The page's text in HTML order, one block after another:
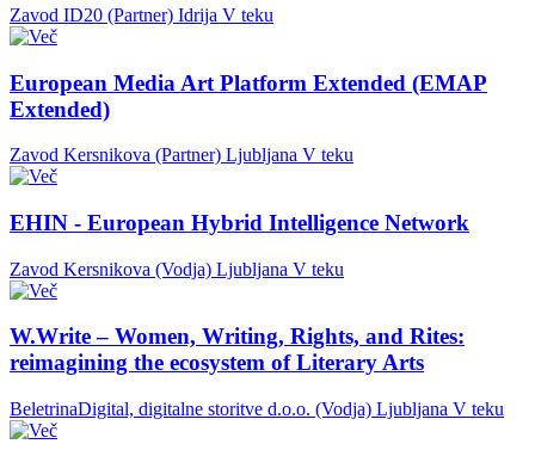
Zavod ID20 (Partner) Idrija V teku
European Media Art Platform Extended (EMAP
Extended)
Zavod Kersnikova (Partner) Ljubljana V teku
EHIN - European Hybrid Intelligence Network
Zavod Kersnikova (Vodja) Ljubljana V teku
W.Write – Women, Writing, Rights, and Rites:
reimagining the ecosystem of Literary Arts
BeletrinaDigital, digitalne storitve d.o.o. (Vodja) Ljubljana V teku